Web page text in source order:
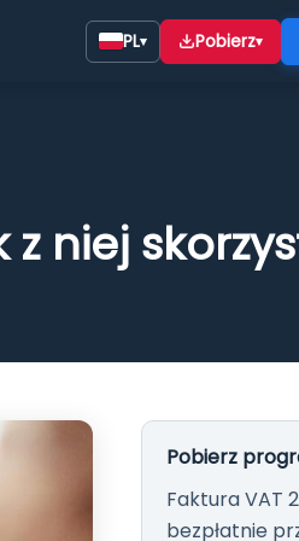
faktur na Windows —
Wszystkie
faktur, wydruki i integracja
bez abonamentu.
PL▾ Pobierz▾
niej
Pobierz
Faktura VAT
bezpłatnie